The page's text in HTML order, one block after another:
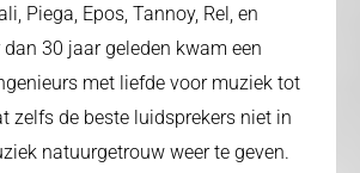
Piega, Epos, Tannoy, Rel, en
30 jaar geleden kwam een
met liefde voor muziek tot
zelfs de beste luidsprekers niet in
natuurgetrouw weer te geven.